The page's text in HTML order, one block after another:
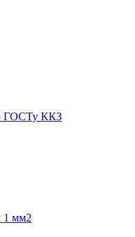
ГОСТу ККЗ
1 мм2